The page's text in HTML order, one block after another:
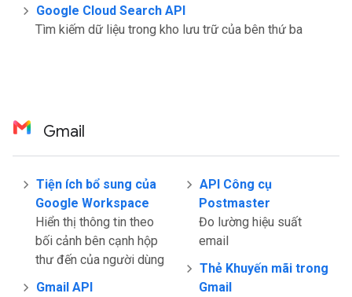
Google Cloud Search API
Tìm kiếm dữ liệu trong kho lưu trữ của bên thứ ba
Gmail
Tiện ích bổ sung của
Google Workspace
Hiển thị thông tin theo
bối cảnh bên cạnh hộp
thư đến của người dùng
Gmail API
API Công cụ
Postmaster
Đo lường hiệu suất
email
Thẻ Khuyến mãi trong
Gmail